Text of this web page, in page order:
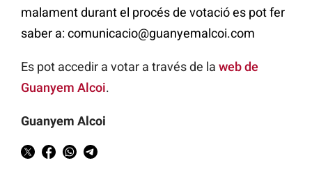
malament durant el procés de votació es pot fer
saber a: comunicacio@guanyemalcoi.com
Es pot accedir a votar a través de la web de
Guanyem Alcoi.
Guanyem Alcoi